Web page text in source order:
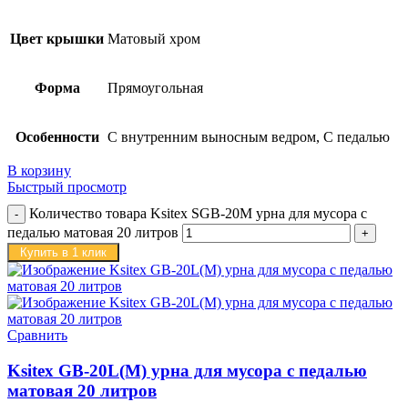
Цвет крышки Матовый хром
Форма Прямоугольная
Особенности С внутренним выносным ведром, С педалью
В корзину
Быстрый просмотр
Количество товара Ksitex SGB-20M урна для мусора с
педалью матовая 20 литров
Купить в 1 клик
Сравнить
Ksitex GB-20L(M) урна для мусора с педалью
матовая 20 литров